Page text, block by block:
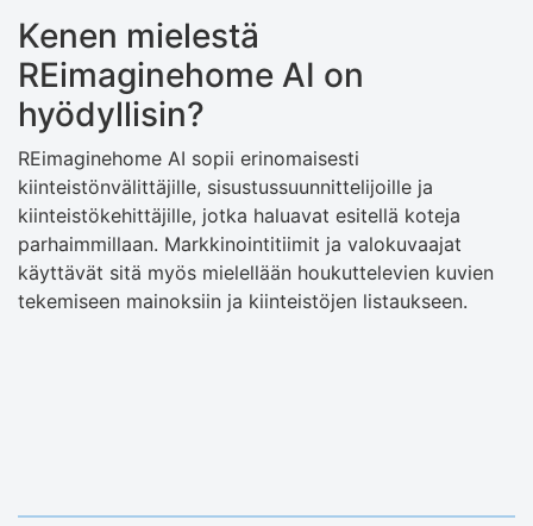
Kenen mielestä
REimaginehome AI on
hyödyllisin?
REimaginehome AI sopii erinomaisesti
kiinteistönvälittäjille, sisustussuunnittelijoille ja
kiinteistökehittäjille, jotka haluavat esitellä koteja
parhaimmillaan. Markkinointitiimit ja valokuvaajat
käyttävät sitä myös mielellään houkuttelevien kuvien
tekemiseen mainoksiin ja kiinteistöjen listaukseen.